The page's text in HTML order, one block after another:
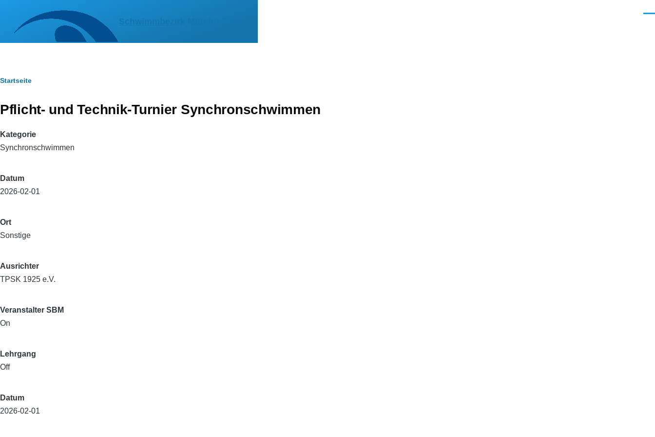
Schwimmbezirk Mittelrhein e.V.
Pfadnavigation
Startseite
Pflicht- und Technik-Turnier Synchronschwimmen
Kategorie
Synchronschwimmen
Datum
2026-02-01
Ort
Sonstige
Ausrichter
TPSK 1925 e.V.
Veranstalter SBM
On
Lehrgang
Off
Datum
2026-02-01